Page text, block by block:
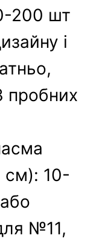
200 шт
і
пробних
10-
№11,